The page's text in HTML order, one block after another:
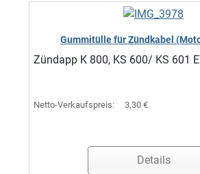
Gummitülle für Zündkabel
Zündapp K 800, KS 600/ KS 601
Netto-Verkaufspreis: 3,30 €
Details